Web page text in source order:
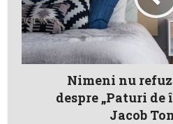
Nimeni nu
despre „Paturi de
Jacob